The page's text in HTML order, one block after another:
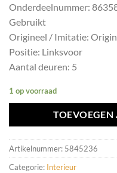
Onderdeelnummer:
Gebruikt
Origineel / Imitatie:
Positie: Linksvoor
Aantal deuren: 5
1 op voorraad
Artikelnummer: 5845236
Categorie: Interieur